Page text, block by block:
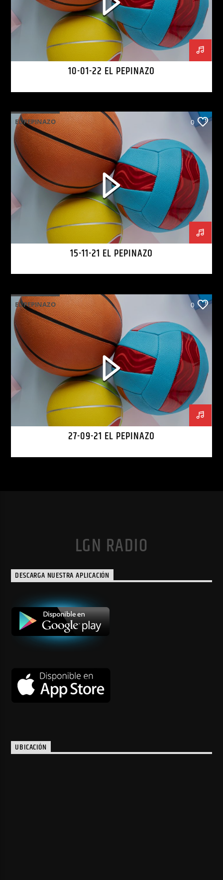
10-01-22 EL PEPINAZO
EL PEPINAZO 0
15-11-21 EL PEPINAZO
EL PEPINAZO 0
27-09-21 EL PEPINAZO
LGN RADIO
DESCARGA NUESTRA APLICACIÓN
UBICACIÓN